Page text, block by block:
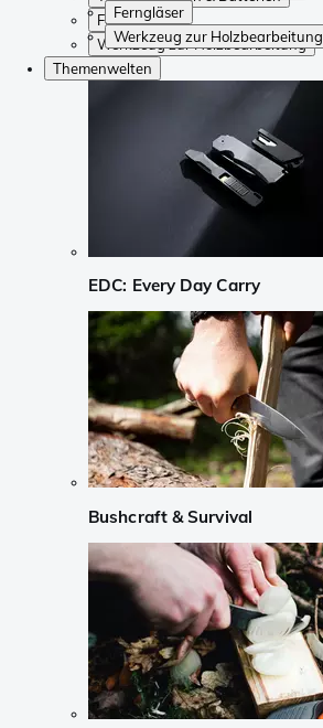
Ferngläser
Werkzeug zur Holzbearbeitung
Ferngläser
Werkzeug zur Holzbearbeitung
Themenwelten
EDC: Every Day Carry
Bushcraft & Survival